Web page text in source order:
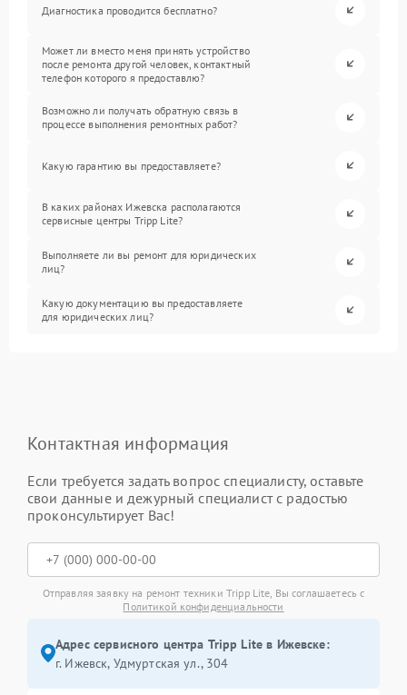
Диагностика проводится бесплатно?
Может ли вместо меня принять устройство
после ремонта другой человек, контактный
телефон которого я предоставлю?
Возможно ли получать обратную связь в
процессе выполнения ремонтных работ?
Какую гарантию вы предоставляете?
В каких районах Ижевска располагаются
сервисные центры Tripp Lite?
Выполняете ли вы ремонт для юридических
лиц?
Какую документацию вы предоставляете
для юридических лиц?
Контактная информация
Если требуется задать вопрос специалисту, оставьте
свои данные и дежурный специалист с радостью
проконсультирует Вас!
Отправляя заявку на ремонт техники Tripp Lite, Вы соглашаетесь с
Политикой конфиденциальности
Адрес сервисного центра Tripp Lite в Ижевске:
г. Ижевск, Удмуртская ул., 304